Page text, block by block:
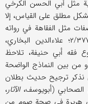
مثل أبي الحسن الکرخي
مطلق علی القیاس، إلا
مثل الفقاهة في رواته
(ظ: البزدوي، ۲/۳۷۷؛ علاء‌الدین البخاري، ۲/۳۷۷؛ علاء‌الدین البخاري،
فروع فقه أبي حنیفة، تلاحظ
من بین النماذج الواضحة
نذکر ترجیح حدیث بطلان
الصحابي (أبویوسف،الآثار،